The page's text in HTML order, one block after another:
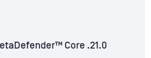
Core .21.0